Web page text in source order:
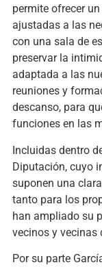
permite ofrecer
ajustadas a las
con una sala de
preservar la
adaptada a las
reuniones y
descanso, para
funciones en las
Incluidas dentro
Diputación, cuyo
suponen una
tanto para los
han ampliado su
vecinos y vecinas
Por su parte